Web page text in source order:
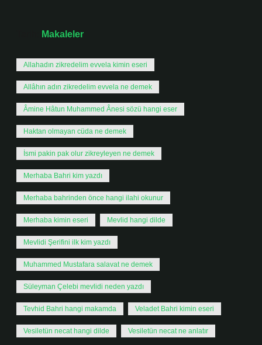
Makaleler
Allahadın zikredelim evvela kimin eseri
Allâhın adın zikredelim evvela ne demek
Âmine Hâtun Muhammed Ânesi sözü hangi eser
Haktan olmayan cüda ne demek
İsmi pakin pak olur zikreyleyen ne demek
Merhaba Bahri kim yazdı
Merhaba bahrinden önce hangi ilahi okunur
Merhaba kimin eseri Mevlid hangi dilde
Mevlidi Şerifini ilk kim yazdı
Muhammed Mustafara salavat ne demek
Süleyman Çelebi mevlidi neden yazdı
Tevhid Bahri hangi makamda Veladet Bahri kimin eseri
Vesiletün necat hangi dilde Vesiletün necat ne anlatır